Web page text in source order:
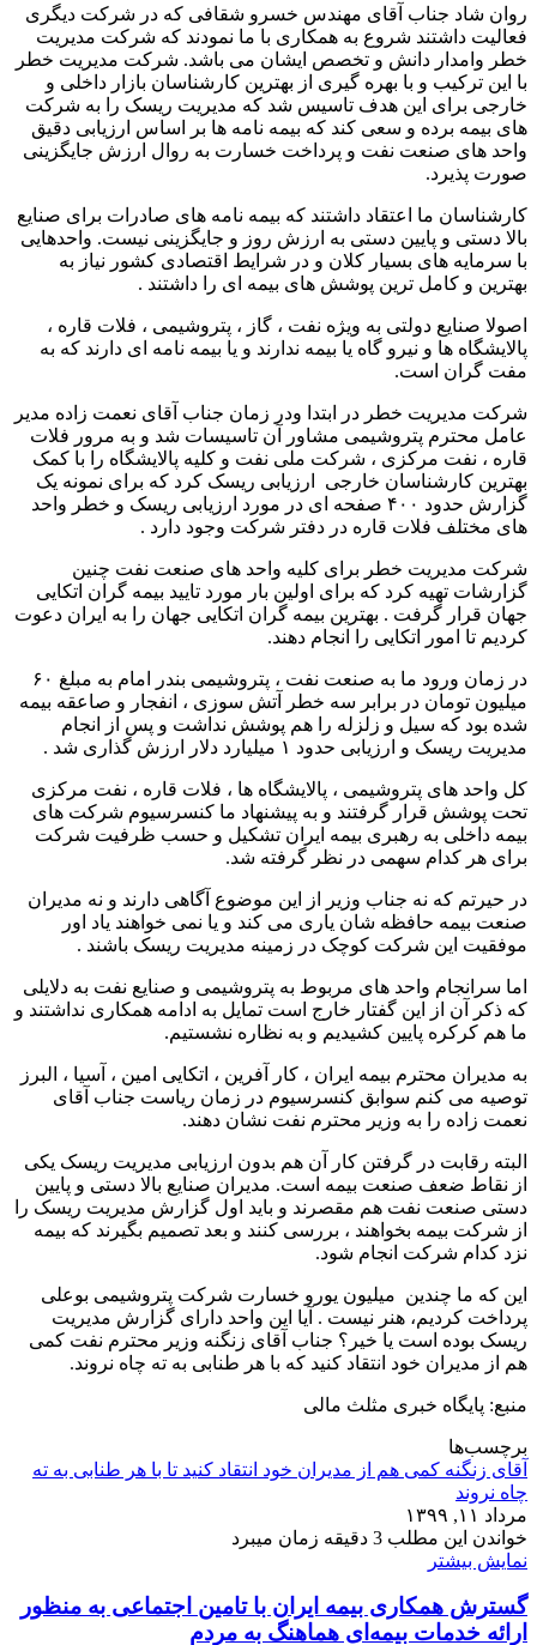
روان شاد جناب آقای مهندس خسرو شقافی که در شرکت دیگری
فعالیت داشتند شروع به همکاری با ما نمودند که شرکت مدیریت
خطر وامدار دانش و تخصص ایشان می باشد. شرکت مدیریت خطر
با این ترکیب و با بهره گیری از بهترین کارشناسان بازار داخلی و
خارجی برای این هدف تاسیس شد که مدیریت ریسک را به شرکت
های بیمه برده و سعی کند که بیمه نامه ها بر اساس ارزیابی دقیق
واحد های صنعت نفت و پرداخت خسارت به روال ارزش جایگزینی
صورت پذیرد.
کارشناسان ما اعتقاد داشتند که بیمه نامه های صادرات برای صنایع
بالا دستی و پایین دستی به ارزش روز و جایگزینی نیست. واحدهایی
با سرمایه های بسیار کلان و در شرایط اقتصادی کشور نیاز به
بهترین و کامل ترین پوشش های بیمه ای را داشتند .
اصولا صنایع دولتی به ویژه نفت ، گاز ، پتروشیمی ، فلات قاره ،
پالایشگاه ها و نیرو گاه یا بیمه ندارند و یا بیمه نامه ای دارند که به
مفت گران است.
شرکت مدیریت خطر در ابتدا ودر زمان جناب آقای نعمت زاده مدیر
عامل محترم پتروشیمی مشاور آن تاسیسات شد و به مرور فلات
قاره ، نفت مرکزی ، شرکت ملی نفت و کلیه پالایشگاه را با کمک
بهترین کارشناسان خارجی ارزیابی ریسک کرد که برای نمونه یک
گزارش حدود ۴۰۰ صفحه ای در مورد ارزیابی ریسک و خطر واحد
های مختلف فلات قاره در دفتر شرکت وجود دارد .
شرکت مدیریت خطر برای کلیه واحد های صنعت نفت چنین
گزارشات تهیه کرد که برای اولین بار مورد تایید بیمه گران اتکایی
جهان قرار گرفت . بهترین بیمه گران اتکایی جهان را به ایران دعوت
کردیم تا امور اتکایی را انجام دهند.
در زمان ورود ما به صنعت نفت ، پتروشیمی بندر امام به مبلغ ۶۰
میلیون تومان در برابر سه خطر آتش سوزی ، انفجار و صاعقه بیمه
شده بود که سیل و زلزله را هم پوشش نداشت و پس از انجام
مدیریت ریسک و ارزیابی حدود ۱ میلیارد دلار ارزش گذاری شد .
کل واحد های پتروشیمی ، پالایشگاه ها ، فلات قاره ، نفت مرکزی
تحت پوشش قرار گرفتند و به پیشنهاد ما کنسرسیوم شرکت های
بیمه داخلی به رهبری بیمه ایران تشکیل و حسب ظرفیت شرکت
برای هر کدام سهمی در نظر گرفته شد.
در حیرتم که نه جناب وزیر از این موضوع آگاهی دارند و نه مدیران
صنعت بیمه حافظه شان یاری می کند و یا نمی خواهند یاد اور
موفقیت این شرکت کوچک در زمینه مدیریت ریسک باشند .
اما سرانجام واحد های مربوط به پتروشیمی و صنایع نفت به دلایلی
که ذکر آن از این گفتار خارج است تمایل به ادامه همکاری نداشتند و
ما هم کرکره پایین کشیدیم و به نظاره نشستیم.
به مدیران محترم بیمه ایران ، کار آفرین ، اتکایی امین ، آسیا ، البرز
توصیه می کنم سوابق کنسرسیوم در زمان ریاست جناب آقای
نعمت زاده را به وزیر محترم نفت نشان دهند.
البته رقابت در گرفتن کار آن هم بدون ارزیابی مدیریت ریسک یکی
از نقاط ضعف صنعت بیمه است. مدیران صنایع بالا دستی و پایین
دستی صنعت نفت هم مقصرند و باید اول گزارش مدیریت ریسک را
از شرکت بیمه بخواهند ، بررسی کنند و بعد تصمیم بگیرند که بیمه
نزد کدام شرکت انجام شود.
این که ما چندین میلیون یورو خسارت شرکت پتروشیمی بوعلی
پرداخت کردیم، هنر نیست . آیا این واحد دارای گزارش مدیریت
ریسک بوده است یا خیر؟ جناب آقای زنگنه وزیر محترم نفت کمی
هم از مدیران خود انتقاد کنید که با هر طنابی به ته چاه نروند.
منبع: پایگاه خبری مثلث مالی
برچسب‌ها
آقای زنگنه کمی هم از مدیران خود انتقاد کنید تا با هر طنابی به ته
چاه نروند
مرداد ۱۱, ۱۳۹۹
خواندن این مطلب 3 دقیقه زمان میبرد
نمایش بیشتر
گسترش همکاری بیمه ایران با تامین اجتماعی به منظور
ارائه خدمات بیمه‌ای هماهنگ به مردم